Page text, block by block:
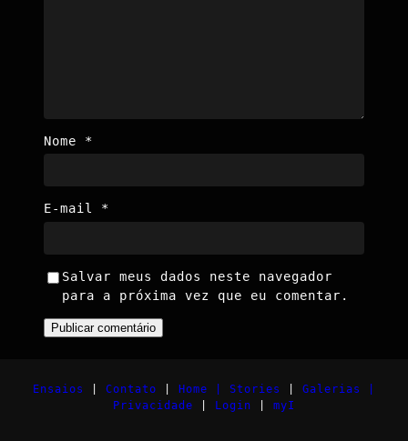
Nome *
E-mail *
Salvar meus dados neste navegador
para a próxima vez que eu comentar.
Ensaios Contato Home | Stories
Galerias |
Privacidade
Login myI